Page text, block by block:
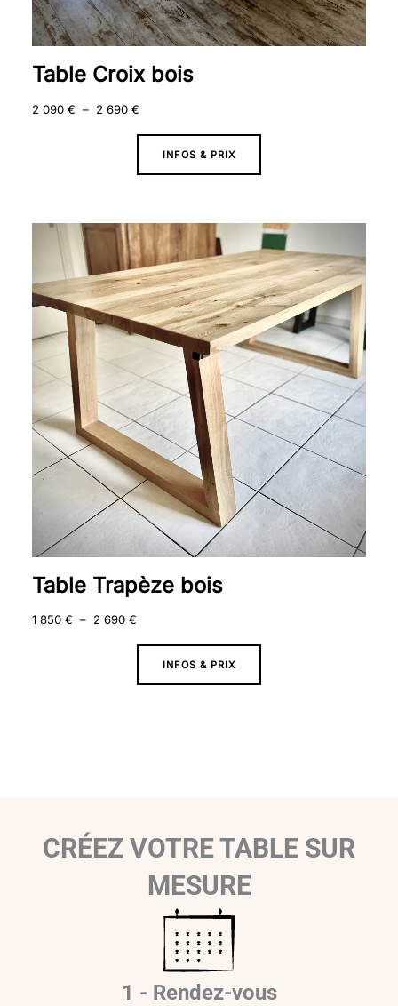
Table Croix bois
2 090 € – 2 690 €
INFOS & PRIX
Table Trapèze bois
1 850 € – 2 690 €
Plage
de
prix :
1
850 €
à
2
690 €
INFOS & PRIX
CRÉEZ VOTRE TABLE SUR
MESURE
1 - Rendez-vous